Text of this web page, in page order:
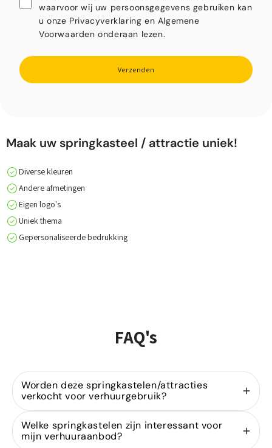
waarvoor wij uw persoonsgegevens gebruiken kan
u onze Privacyverklaring en Algemene
Voorwaarden onderaan lezen.
Verzenden
Maak uw springkasteel / attractie uniek!
Diverse kleuren
Andere afmetingen
Eigen logo's
Uniek thema
Gepersonaliseerde bedrukking
FAQ's
Worden deze springkastelen/attracties
verkocht voor verhuurgebruik?
Ja, wij zijn gespecialiseerd in de
springkastelenvoor verhuurders. Onze modellen
zijn ontworpen voor intensief gebruik binnen de
Welke springkastelen zijn interessant voor
mijn verhuuraanbod?